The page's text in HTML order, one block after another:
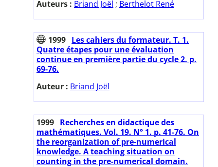
Auteurs : Briand Joël ; Berthelot René
1999 Les cahiers du formateur. T. 1.
Quatre étapes pour une évaluation
continue en première partie du cycle 2. p.
69-76.
Auteur : Briand Joël
1999 Recherches en didactique des
mathématiques. Vol. 19. N° 1. p. 41-76. On
the reorganization of pre-numerical
knowledge. A teaching situation on
counting in the pre-numerical domain.